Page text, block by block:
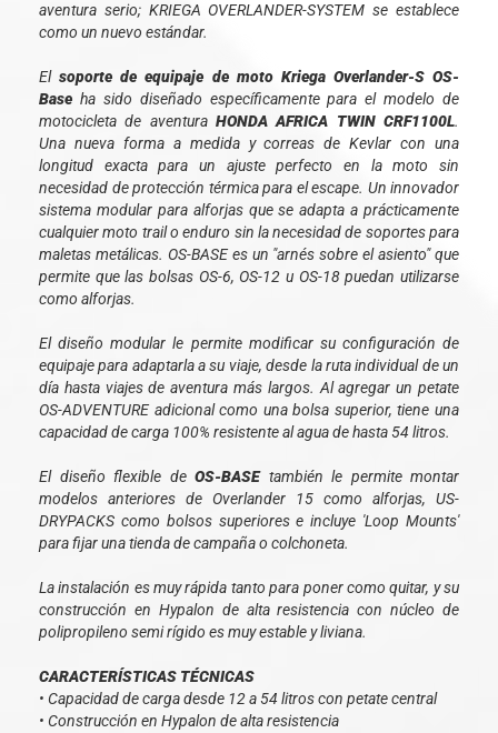
aventura serio; KRIEGA OVERLANDER-SYSTEM se establece
como un nuevo estándar.
Elsoporte de equipaje de moto Kriega Overlander-S OS-
Base ha sido diseñado específicamente para el modelo de
motocicleta de aventura HONDA AFRICA TWIN CRF1100L.
Una nueva forma a medida y correas de Kevlar con una
longitud exacta para un ajuste perfecto en la moto sin
necesidad de protección térmica para el escape. Un innovador
sistema modular para alforjas que se adapta a prácticamente
cualquier moto trail o enduro sin la necesidad de soportes para
maletas metálicas. OS-BASE es un "arnés sobre el asiento" que
permite que las bolsas OS-6, OS-12 u OS-18 puedan utilizarse
como alforjas.
El diseño modular le permite modificar su configuración de
equipaje para adaptarla a su viaje, desde la ruta individual de un
día hasta viajes de aventura más largos. Al agregar un petate
OS-ADVENTURE adicional como una bolsa superior, tiene una
capacidad de carga 100% resistente al agua de hasta 54 litros.
El diseño flexible de OS-BASE también le permite montar
modelos anteriores de Overlander 15 como alforjas, US-
DRYPACKS como bolsos superiores e incluye 'Loop Mounts'
para fijar una tienda de campaña o colchoneta.
La instalación es muy rápida tanto para poner como quitar, y su
construcción en Hypalon de alta resistencia con núcleo de
polipropileno semi rígido es muy estable y liviana.
CARACTERÍSTICAS TÉCNICAS
• Capacidad de carga desde 12 a 54 litros con petate central
• Construcción en Hypalon de alta resistencia